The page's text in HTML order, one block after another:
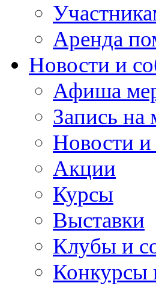
Аренда
Новости и
Афиша
Запись на
Новости
Акции
Курсы
Выставки
Клубы и
Конкурсы